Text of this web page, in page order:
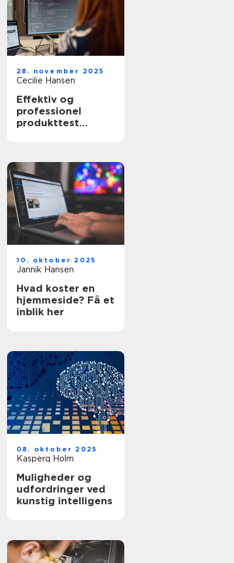
28. november 2025
Cecilie Hansen
Effektiv og
professionel
produkttest
10. oktober 2025
Jannik Hansen
Hvad koster en
hjemmeside? Få et
inblik her
08. oktober 2025
Kasperq Holm
Muligheder og
udfordringer ved
kunstig intelligens